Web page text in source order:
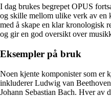
I dag brukes begrepet OPUS
og skille mellom ulike verk av en
med å skape en klar kronologisk
og gir en god oversikt over
Eksempler på bruk
Noen kjente komponister som er
inkluderer Ludwig van
Johann Sebastian Bach. Hver av